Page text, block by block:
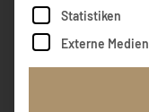
Statistiken
Externe Medien